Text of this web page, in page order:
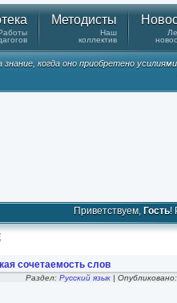
Методисты
Наш
коллектив
знание, когда оно приобретено
Приветствуем, Гость!
сочетаемость слов
Раздел: Русский язык |